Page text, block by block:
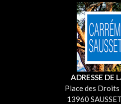
ADRESSE DE
Place des Droits
13960